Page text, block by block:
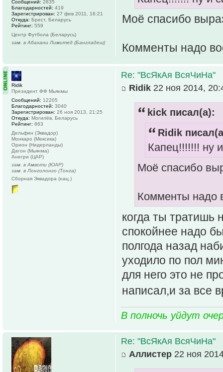
Моё спасибо
Комменты надо
Сообщений: 2835
Благодарностей: 419
Зарегистрирован: 27 фев 2011, 16:21
Откуда: Брест, Беларусь
Рейтинг: 559
Центр Футбола (Беларусь)
зам. в Абахани Лимитед (Бангладеш)
Re: "ВсЯкАя ВсяЧиНа"
Ridik 22 ноя 2014,
kick писал(а):
Ridik
Капец!!!!!!! ну
Моё спасибо
Комменты надо
когда ты тратишь
спокойнее надо
полгода назад
уходило по пол
для него это не
написал,и за все
В полночь уйдут
Ridik
Президент ФФ Мьянмы
Сообщений: 12205
Благодарностей: 3040
Зарегистрирован: 26 ноя 2013, 21:25
Откуда: Могилёв, Беларусь
Рейтинг: 863
Дельфин (Эквадор)
Монкаро (Мексика)
Орион (Нидерланды)
Дагон (Мьянма)
Анегри (ЦАР)
зам. в Амвоти (ЮАР)
зам. в Лонголонго (Тонга)
Сборная Эквадора (нац.)
Re: "ВсЯкАя ВсяЧиНа"
Аллистер 22 ноя